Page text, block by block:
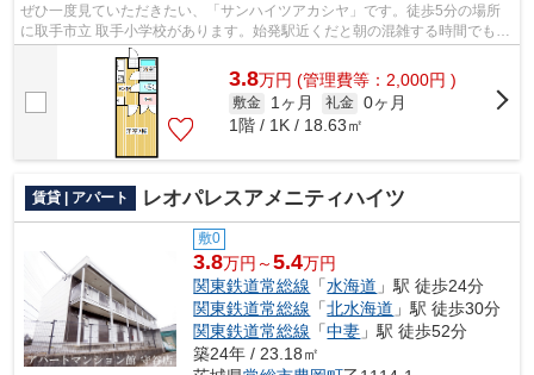
ぜひ一度見ていただきたい、「サンハイツアカシヤ」です。徒歩5分の場所
に取手市立 取手小学校があります。始発駅近くだと朝の混雑する時間でも電
車に座りやすいです。好評の駅近物件...
3.8万円 (管理費等：2,000円 )
敷金 1ヶ月 礼金 0ヶ月
1階 / 1K / 18.63㎡
賃貸 | アパート レオパレスアメニティハイツ
敷0
3.8万円～5.4万円
関東鉄道常総線 「水海道 」駅 徒歩24分
関東鉄道常総線 「北水海道 」駅 徒歩30分
関東鉄道常総線 「中妻 」駅 徒歩52分
築24年 / 23.18㎡